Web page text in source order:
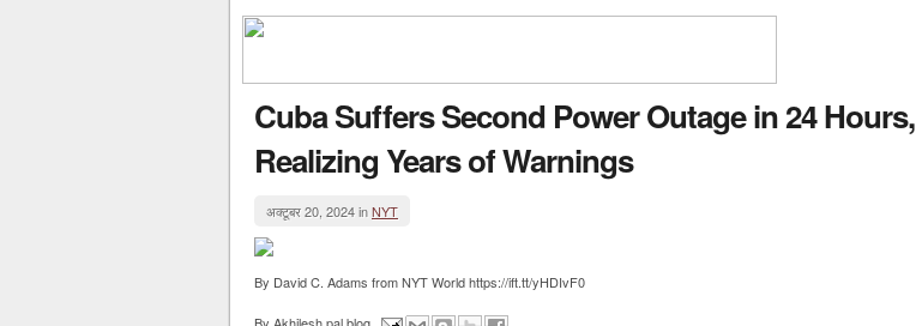
Cuba Suffers Second Power Outage in 24 Hours,
Realizing Years of Warnings
अक्टूबर 20, 2024 inNYT
By David C. Adams from NYT World https://ift.tt/yHDIvF0